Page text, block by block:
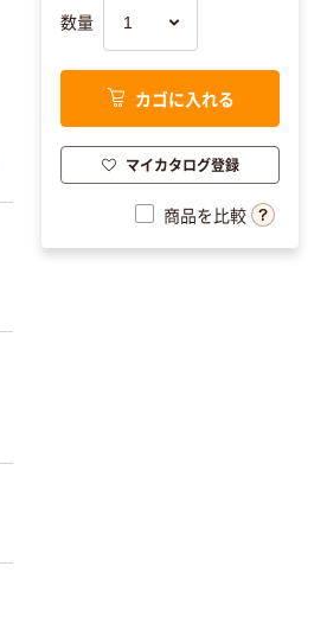
数量
カゴに入れる
マイカタログ登録
商品を比較